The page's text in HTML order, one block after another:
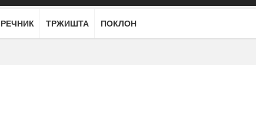
РЕЧНИК ТРЖИШТА ПОКЛОН